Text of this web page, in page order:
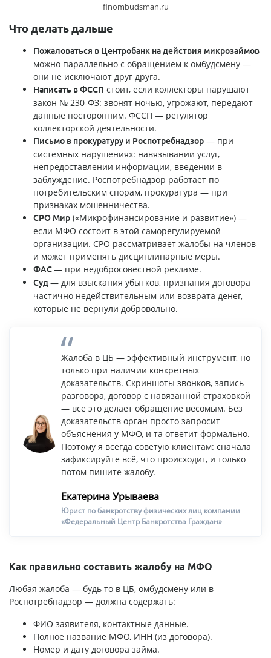
finombudsman.ru
Что делать дальше
Пожаловаться в Центробанк на действия микрозаймов
можно параллельно с обращением к омбудсмену —
они не исключают друг друга.
Написать в ФССП стоит, если коллекторы нарушают
закон № 230-ФЗ: звонят ночью, угрожают, передают
данные посторонним. ФССП — регулятор
коллекторской деятельности.
Письмо в прокуратуру и Роспотребнадзор — при
системных нарушениях: навязывании услуг,
непредоставлении информации, введении в
заблуждение. Роспотребнадзор работает по
потребительским спорам, прокуратура — при
признаках мошенничества.
СРО Мир («Микрофинансирование и развитие») —
если МФО состоит в этой саморегулируемой
организации. СРО рассматривает жалобы на членов
и может применять дисциплинарные меры.
ФАС— при недобросовестной рекламе.
Суд— для взыскания убытков, признания договора
частично недействительным или возврата денег,
которые не вернули добровольно.
Жалоба в ЦБ — эффективный инструмент, но
только при наличии конкретных
доказательств. Скриншоты звонков, запись
разговора, договор с навязанной страховкой
— всё это делает обращение весомым. Без
доказательств орган просто запросит
объяснения у МФО, и та ответит формально.
Поэтому я всегда советую клиентам: сначала
зафиксируйте всё, что происходит, и только
потом пишите жалобу.
Екатерина Урываева
Юрист по банкротству физических лиц компании
«Федеральный Центр Банкротства Граждан»
Как правильно составить жалобу на МФО
Любая жалоба — будь то в ЦБ, омбудсмену или в
Роспотребнадзор — должна содержать:
ФИО заявителя, контактные данные.
Полное название МФО, ИНН (из договора).
Номер и дату договора займа.